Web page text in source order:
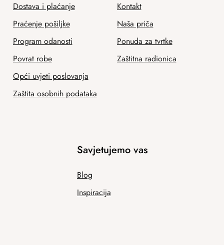
Dostava i plaćanje
Praćenje pošiljke
Program odanosti
Povrat robe
Opći uvjeti poslovanja
Zaštita osobnih podataka
Kontakt
Naša priča
Ponuda za tvrtke
Zaštitna radionica
Savjetujemo vas
Blog
Inspiracija